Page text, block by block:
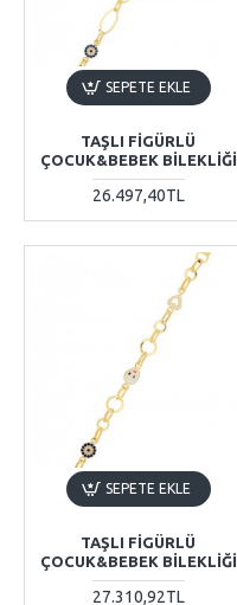
TAŞLI FIGÜRLÜ
ÇOCUK&BEBEK BILEKLIĞI
26.497,40TL
SEPETE EKLE
TAŞLI FIGÜRLÜ
ÇOCUK&BEBEK BILEKLIĞI
27.310,92TL
SEPETE EKLE